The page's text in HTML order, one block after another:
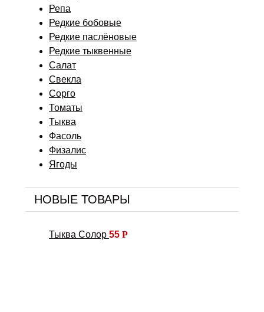
Репа
Редкие бобовые
Редкие паслёновые
Редкие тыквенные
Салат
Свекла
Сорго
Томаты
Тыква
Фасоль
Физалис
Ягоды
НОВЫЕ ТОВАРЫ
Тыква Солор 55 Р